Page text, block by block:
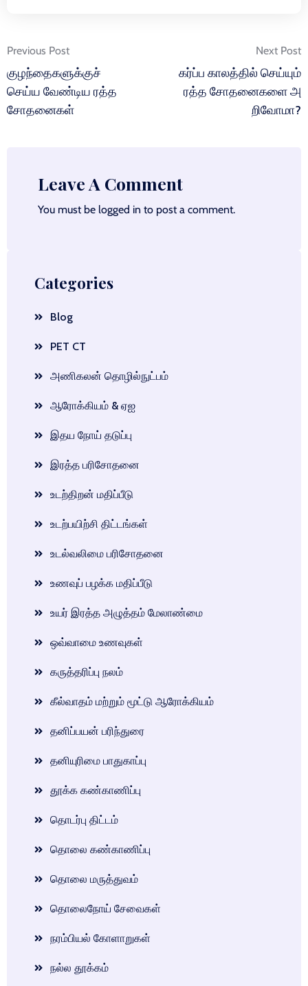
Post
navigation
Previous Post
குழந்தைகளுக்குச்
செய்ய வேண்டிய ரத்த
சோதனைகள்
Next Post
கர்ப்ப காலத்தில் செய்யும்
ரத்த சோதனைகளை அ
றிவோமா?
Leave A Comment
You must be logged in to post a comment.
Categories
Blog
PET CT
அணிகலன் தொழில்நுட்பம்
ஆரோக்கியம் & ஏஐ
இதய நோய் தடுப்பு
இரத்த பரிசோதனை
உடற்திறன் மதிப்பீடு
உடற்பயிற்சி திட்டங்கள்
உடல்வலிமை பரிசோதனை
உணவுப் பழக்க மதிப்பீடு
உயர் இரத்த அழுத்தம் மேலாண்மை
ஒவ்வாமை உணவுகள்
கருத்தரிப்பு நலம்
கீல்வாதம் மற்றும் மூட்டு ஆரோக்கியம்
தனிப்பயன் பரிந்துரை
தனியுரிமை பாதுகாப்பு
தூக்க கண்காணிப்பு
தொடர்பு திட்டம்
தொலை கண்காணிப்பு
தொலை மருத்துவம்
தொலைநோய் சேவைகள்
நரம்பியல் கோளாறுகள்
நல்ல தூக்கம்